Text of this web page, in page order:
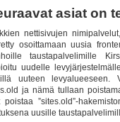
asiat on
nettisivujen
osoittamaan uusia
taustapalvelimille
uudelle
uuteen levyalueeseen.
ja nämä tullaan
poistaa ”sites.old”-
uusille